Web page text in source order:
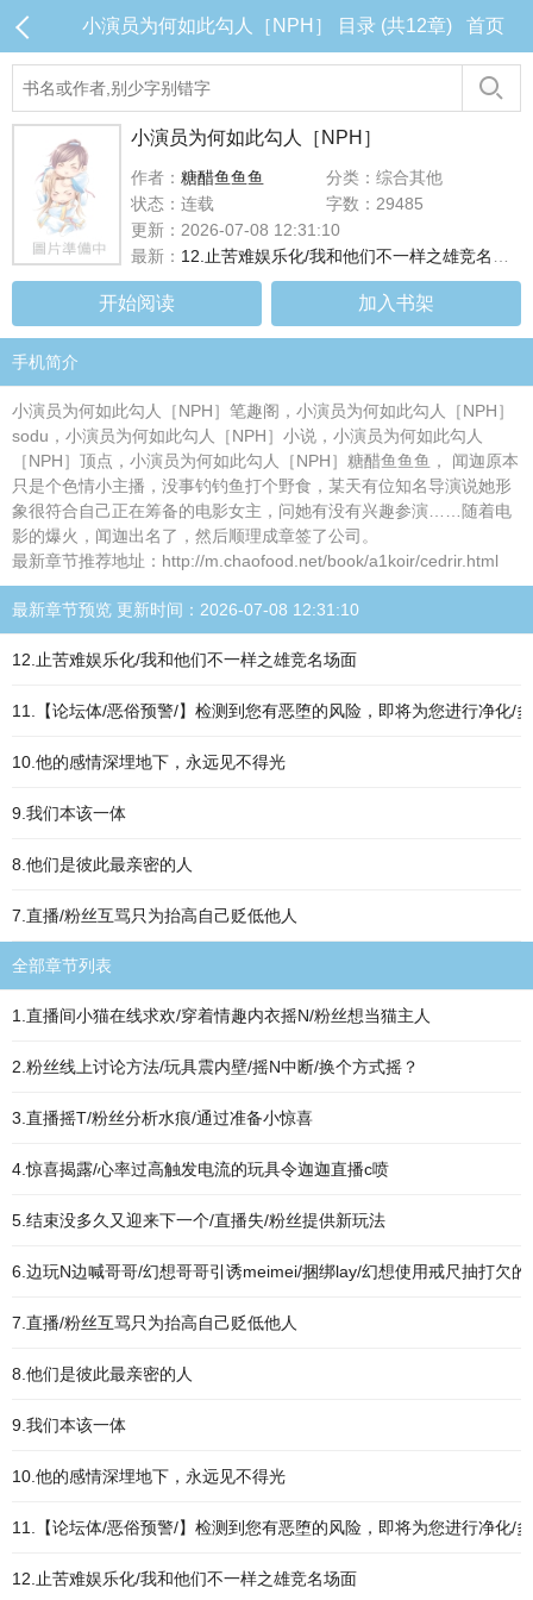
小演员为何如此勾人［NPH］ 目录 (共12章) 首页
小演员为何如此勾人［NPH］
作者： 糖醋鱼鱼鱼
分类：综合其他
状态：连载
字数：29485
更新：2026-07-08 12:31:10
最新： 12.止苦难娱乐化/我和他们不一样之雄竞名场面
开始阅读 加入书架
手机简介
小演员为何如此勾人［NPH］笔趣阁，小演员为何如此勾人［NPH］
sodu，小演员为何如此勾人［NPH］小说，小演员为何如此勾人
［NPH］顶点，小演员为何如此勾人［NPH］糖醋鱼鱼鱼， 闻迦原本
只是个色情小主播，没事钓钓鱼打个野食，某天有位知名导演说她形
象很符合自己正在筹备的电影女主，问她有没有兴趣参演……随着电
影的爆火，闻迦出名了，然后顺理成章签了公司。
最新章节推荐地址：http://m.chaofood.net/book/a1koir/cedrir.html
最新章节预览 更新时间：2026-07-08 12:31:10
12.止苦难娱乐化/我和他们不一样之雄竞名场面
11.【论坛体/恶俗预警/】检测到您有恶堕的风险，即将为您进行净化/
10.他的感情深埋地下，永远见不得光
9.我们本该一体
8.他们是彼此最亲密的人
7.直播/粉丝互骂只为抬高自己贬低他人
全部章节列表
1.直播间小猫在线求欢/穿着情趣内衣摇N/粉丝想当猫主人
2.粉丝线上讨论方法/玩具震内壁/摇N中断/换个方式摇？
3.直播摇T/粉丝分析水痕/通过准备小惊喜
4.惊喜揭露/心率过高触发电流的玩具令迦迦直播c喷
5.结束没多久又迎来下一个/直播失/粉丝提供新玩法
6.边玩N边喊哥哥/幻想哥哥引诱meimei/捆绑lay/幻想使用戒尺抽打欠
7.直播/粉丝互骂只为抬高自己贬低他人
8.他们是彼此最亲密的人
9.我们本该一体
10.他的感情深埋地下，永远见不得光
11.【论坛体/恶俗预警/】检测到您有恶堕的风险，即将为您进行净化/
12.止苦难娱乐化/我和他们不一样之雄竞名场面